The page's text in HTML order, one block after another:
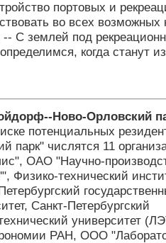
портовых и
во всех возможных
-- С землей под
когда станут
Ново-Орловский
потенциальных
парк" числятся 11
ОАО "Научно-
Физико-технический
Санкт-Петербургский
университет
РАН, ООО